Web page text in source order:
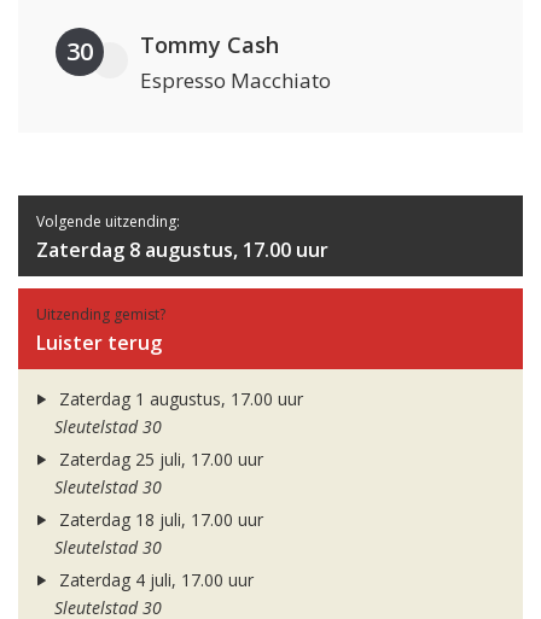
30 Tommy Cash
Espresso Macchiato
Volgende uitzending:
Zaterdag 8 augustus, 17.00 uur
Uitzending gemist?
Luister terug
Zaterdag 1 augustus, 17.00 uur
Sleutelstad 30
Zaterdag 25 juli, 17.00 uur
Sleutelstad 30
Zaterdag 18 juli, 17.00 uur
Sleutelstad 30
Zaterdag 4 juli, 17.00 uur
Sleutelstad 30